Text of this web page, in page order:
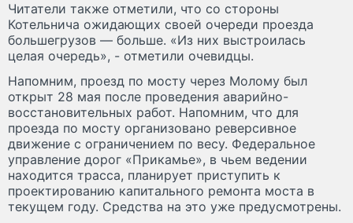
Читатели также отметили, что со стороны
Котельнича ожидающих своей очереди проезда
большегрузов — больше. «Из них выстроилась
целая очередь», - отметили очевидцы.
Напомним, проезд по мосту через Молому был
открыт 28 мая после проведения аварийно-
восстановительных работ. Напомним, что для
проезда по мосту организовано реверсивное
движение с ограничением по весу. Федеральное
управление дорог «Прикамье», в чьем ведении
находится трасса, планирует приступить к
проектированию капитального ремонта моста в
текущем году. Средства на это уже предусмотрены.